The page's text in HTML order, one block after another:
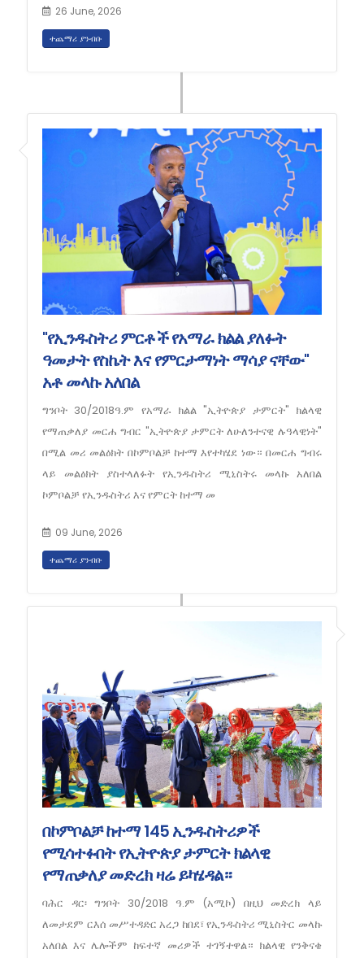
26 June, 2026
ተጨማሪ ያንብቡ
"የኢንዱስትሪ ምርቶች የአማራ ክልል ያለፉት
ዓመታት የስኬት እና የምርታማነት ማሳያ ናቸው"
አቶ መላኩ አለበል
ግንቦት 30/2018ዓ.ም የአማራ ክልል "ኢትዮጵያ ታምርት" ክልላዊ
የማጠቃለያ መርሐ ግብር "ኢትዮጵያ ታምርት ለሁለንተናዊ ሉዓላዊነት"
በሚል መሪ መልዕክት በኮምቦልቻ ከተማ እየተካሄደ ነው። በመርሐ ግብሩ
ላይ መልዕክት ያስተላለፉት የኢንዱስትሪ ሚኒስትሩ መላኩ አለበል
ኮምቦልቻ የኢንዱስትሪ እና የምርት ከተማ መ
09 June, 2026
ተጨማሪ ያንብቡ
በኮምቦልቻ ከተማ 145 ኢንዱስትሪዎች
የሚሳተፉበት የኢትዮጵያ ታምርት ክልላዊ
የማጠቃለያ መድረክ ዛሬ ይካሄዳል።
ባሕር ዳር፡ ግንቦት 30/2018 ዓ.ም (አሚኮ) በዚህ መድረክ ላይ
ለመታደም ርእሰ መሥተዳድር አረጋ ከበደ፣ የኢንዱስትሪ ሚኒስትር መላኩ
አለበል እና ሌሎችም ከፍተኛ መሪዎች ተገኝተዋል። ክልላዊ የንቅናቄ